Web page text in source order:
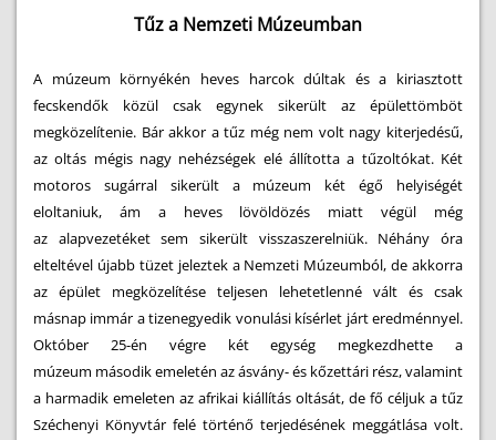
Tűz a Nemzeti Múzeumban
A múzeum környékén heves harcok dúltak és a kiriasztott
fecskendők közül csak egynek sikerült az épülettömböt
megközelítenie. Bár akkor a tűz még nem volt nagy kiterjedésű,
az oltás mégis nagy nehézségek elé állította a tűzoltókat. Két
motoros sugárral sikerült a múzeum két égő helyiségét
eloltaniuk, ám a heves lövöldözés miatt végül még
az alapvezetéket sem sikerült visszaszerelniük. Néhány óra
elteltével újabb tüzet jeleztek a Nemzeti Múzeumból, de akkorra
az épület megközelítése teljesen lehetetlenné vált és csak
másnap immár a tizenegyedik vonulási kísérlet járt eredménnyel.
Október 25-én végre két egység megkezdhette a
múzeum második emeletén az ásvány- és kőzettári rész, valamint
a harmadik emeleten az afrikai kiállítás oltását, de fő céljuk a tűz
Széchenyi Könyvtár felé történő terjedésének meggátlása volt.